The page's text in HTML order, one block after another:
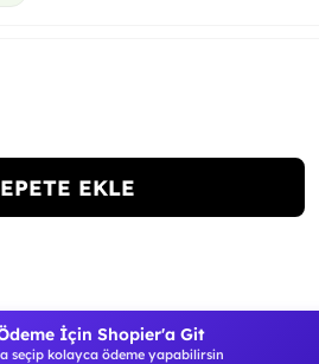
EKLE
İçin Shopier'a Git
seçip kolayca ödeme yapabilirsin